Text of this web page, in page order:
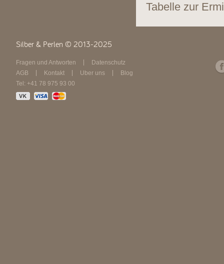
Tabelle zur
Silber & Perlen © 2013-2025
Fragen und Antworten
Datenschutz
AGB
Kontakt Über uns
Blog
Tel: +41 78 975 93 00